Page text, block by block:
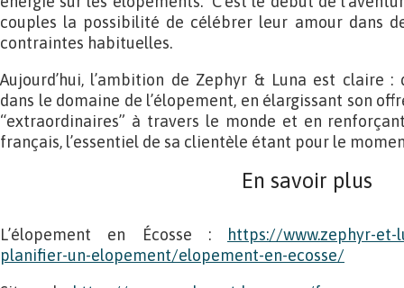
couples la possibilité de célébrer leur amour dans
contraintes habituelles.
Aujourd’hui, l’ambition de Zephyr & Luna est claire
dans le domaine de l’élopement, en élargissant son
“extraordinaires” à travers le monde et en
français, l’essentiel de sa clientèle étant pour le
En savoir plus
L’élopement en Écosse :
https://www.zephyr-
planifier-un-elopement/elopement-en-ecosse/